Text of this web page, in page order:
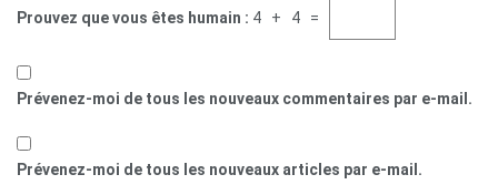
Prouvez que vous êtes humain : 4 + 4 =
Prévenez-moi de tous les nouveaux commentaires par e-mail.
Prévenez-moi de tous les nouveaux articles par e-mail.